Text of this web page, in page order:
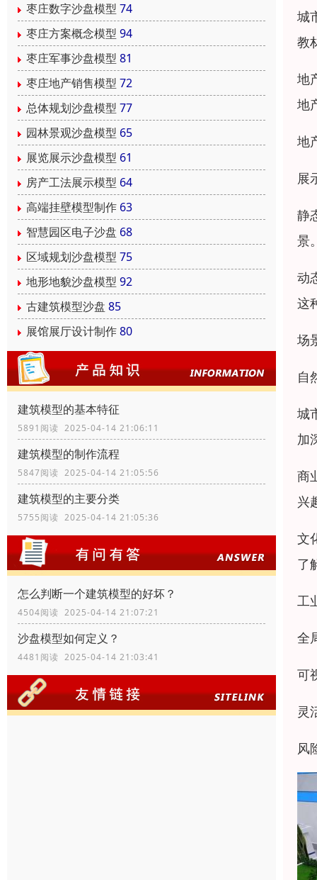
枣庄数字沙盘模型 74
枣庄方案概念模型 94
枣庄军事沙盘模型 81
枣庄地产销售模型 72
总体规划沙盘模型 77
园林景观沙盘模型 65
展览展示沙盘模型 61
房产工法展示模型 64
高端挂壁模型制作 63
智慧园区电子沙盘 68
区域规划沙盘模型 75
地形地貌沙盘模型 92
古建筑模型沙盘 85
展馆展厅设计制作80
建筑模型的基本特征
5891阅读 2025-04-14 21:06:11
建筑模型的制作流程
5847阅读 2025-04-14 21:05:56
建筑模型的主要分类
5755阅读 2025-04-14 21:05:36
怎么判断一个建筑模型的好坏？
4504阅读 2025-04-14 21:07:21
沙盘模型如何定义？
4481阅读 2025-04-14 21:03:41
城
教
地
地
地
展
静
景
动
这
场
自
城
加
商
兴
文
了
工
全
可
灵
风